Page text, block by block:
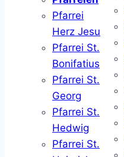
Pfarrei
Herz Jesu
Pfarrei St.
Bonifatius
Pfarrei St.
Georg
Pfarrei St.
Hedwig
Pfarrei St.